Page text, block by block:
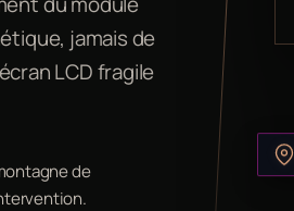
jamais de
LCD fragile
de